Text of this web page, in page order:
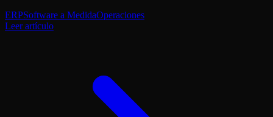
ERPSoftware a MedidaOperaciones
Leer artículo